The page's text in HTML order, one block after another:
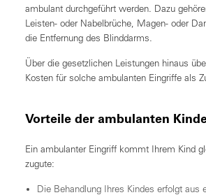
ambulant durchgeführt werden. Dazu
Leisten- oder Nabelbrüche, Magen- oder
die Entfernung des Blinddarms.
Über die gesetzlichen Leistungen hinaus
Kosten für solche ambulanten Eingriffe als
Vorteile der ambulanten
Ein ambulanter Eingriff kommt Ihrem Kind
zugute:
Die Behandlung Ihres Kindes erfolgt aus